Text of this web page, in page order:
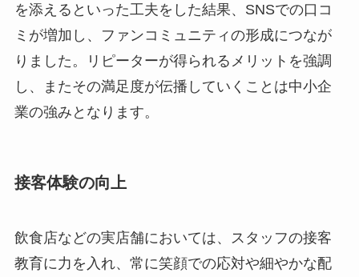
を添えるといった工夫をした結果、SNSでの口コ
ミが増加し、ファンコミュニティの形成につなが
りました。リピーターが得られるメリットを強調
し、またその満足度が伝播していくことは中小企
業の強みとなります。
接客体験の向上
飲食店などの実店舗においては、スタッフの接客
教育に力を入れ、常に笑顔での応対や細やかな配